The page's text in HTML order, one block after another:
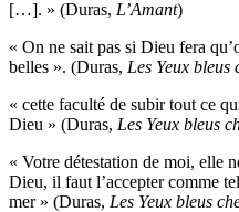
[…]. » (Duras, L’Amant)
« On ne sait pas si Dieu fera
belles ». (Duras, Les Yeux bleus
« cette faculté de subir tout ce
Dieu » (Duras, Les Yeux bleus
« Votre détestation de moi, elle
Dieu, il faut l’accepter comme
mer » (Duras, Les Yeux bleus